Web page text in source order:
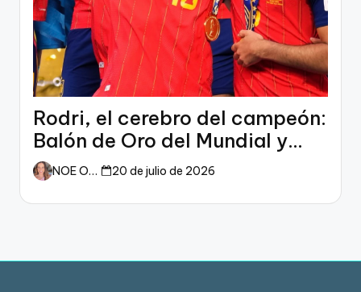
Rodri, el cerebro del campeón:
Balón de Oro del Mundial y
dueño del fútbol
NOE ORTIZ 20 de julio de 2026